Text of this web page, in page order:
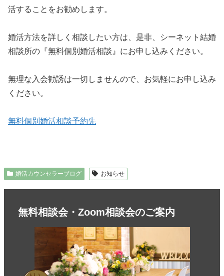
活することをお勧めします。
婚活方法を詳しく相談したい方は、是非、シーネット結婚
相談所の『無料個別婚活相談』にお申し込みください。
無理な入会勧誘は一切しませんので、お気軽にお申し込み
ください。
無料個別婚活相談予約先
婚活カウンセラーブログ お知らせ
無料相談会・Zoom相談会のご案内